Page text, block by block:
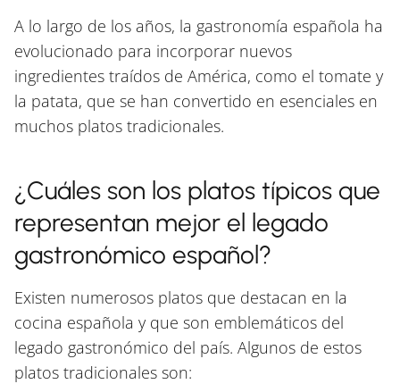
A lo largo de los años, la gastronomía española ha
evolucionado para incorporar nuevos
ingredientes traídos de América, como el tomate y
la patata, que se han convertido en esenciales en
muchos platos tradicionales.
¿Cuáles son los platos típicos que
representan mejor el legado
gastronómico español?
Existen numerosos platos que destacan en la
cocina española y que son emblemáticos del
legado gastronómico del país. Algunos de estos
platos tradicionales son: